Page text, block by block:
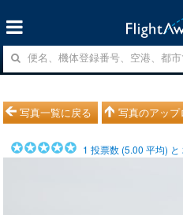
写真一覧に戻る 写真のアップ
1 投票数 (5.00 平均) と